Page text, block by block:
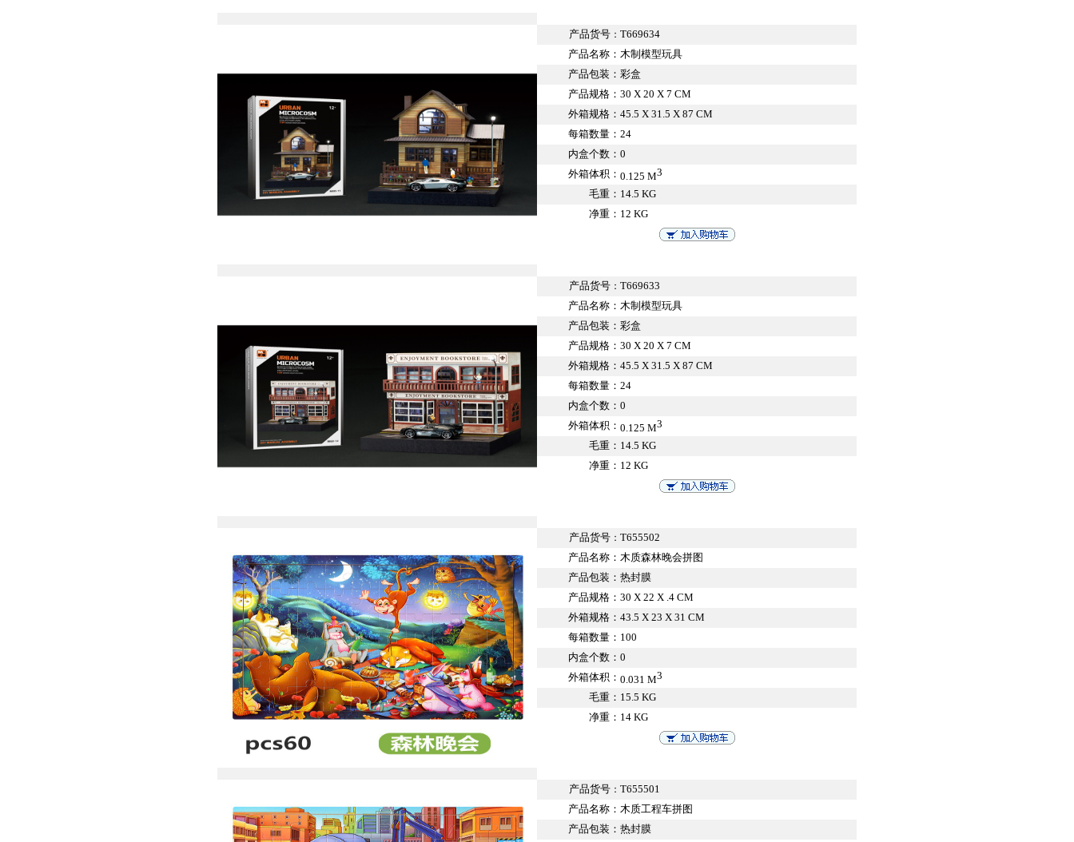
产品货号 ： T669634
产品名称： 木制模型玩具
产品包装： 彩盒
产品规格： 30 X 20 X 7 CM
外箱规格： 45.5 X 31.5 X 87 CM
每箱数量： 24
内盒个数： 0
外箱体积： 0.125 M3
毛重： 14.5 KG
净重： 12 KG
产品货号 ： T669633
产品名称： 木制模型玩具
产品包装： 彩盒
产品规格： 30 X 20 X 7 CM
外箱规格： 45.5 X 31.5 X 87 CM
每箱数量： 24
内盒个数： 0
外箱体积： 0.125 M3
毛重： 14.5 KG
净重： 12 KG
产品货号 ： T655502
产品名称： 木质森林晚会拼图
产品包装： 热封膜
产品规格： 30 X 22 X .4 CM
外箱规格： 43.5 X 23 X 31 CM
每箱数量： 100
内盒个数： 0
外箱体积： 0.031 M3
毛重： 15.5 KG
净重： 14 KG
产品货号 ： T655501
产品名称： 木质工程车拼图
产品包装： 热封膜